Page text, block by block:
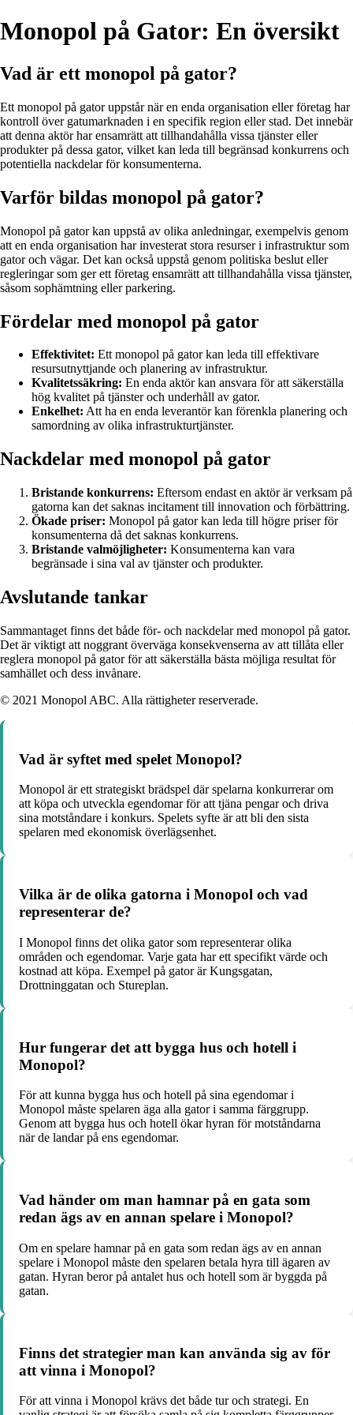
Monopol på Gator: En översikt
Vad är ett monopol på gator?
Ett monopol på gator uppstår när en enda organisation eller företag har
kontroll över gatumarknaden i en specifik region eller stad. Det innebär
att denna aktör har ensamrätt att tillhandahålla vissa tjänster eller
produkter på dessa gator, vilket kan leda till begränsad konkurrens och
potentiella nackdelar för konsumenterna.
Varför bildas monopol på gator?
Monopol på gator kan uppstå av olika anledningar, exempelvis genom
att en enda organisation har investerat stora resurser i infrastruktur som
gator och vägar. Det kan också uppstå genom politiska beslut eller
regleringar som ger ett företag ensamrätt att tillhandahålla vissa tjänster,
såsom sophämtning eller parkering.
Fördelar med monopol på gator
Effektivitet: Ett monopol på gator kan leda till effektivare
resursutnyttjande och planering av infrastruktur.
Kvalitetssäkring: En enda aktör kan ansvara för att säkerställa
hög kvalitet på tjänster och underhåll av gator.
Enkelhet: Att ha en enda leverantör kan förenkla planering och
samordning av olika infrastrukturtjänster.
Nackdelar med monopol på gator
Bristande konkurrens: Eftersom endast en aktör är verksam på
gatorna kan det saknas incitament till innovation och förbättring.
Ökade priser: Monopol på gator kan leda till högre priser för
konsumenterna då det saknas konkurrens.
Bristande valmöjligheter: Konsumenterna kan vara
begränsade i sina val av tjänster och produkter.
Avslutande tankar
Sammantaget finns det både för- och nackdelar med monopol på gator.
Det är viktigt att noggrant överväga konsekvenserna av att tillåta eller
reglera monopol på gator för att säkerställa bästa möjliga resultat för
samhället och dess invånare.
© 2021 Monopol ABC. Alla rättigheter reserverade.
Vad är syftet med spelet Monopol?
Monopol är ett strategiskt brädspel där spelarna konkurrerar om
att köpa och utveckla egendomar för att tjäna pengar och driva
sina motståndare i konkurs. Spelets syfte är att bli den sista
spelaren med ekonomisk överlägsenhet.
Vilka är de olika gatorna i Monopol och vad
representerar de?
I Monopol finns det olika gator som representerar olika
områden och egendomar. Varje gata har ett specifikt värde och
kostnad att köpa. Exempel på gator är Kungsgatan,
Drottninggatan och Stureplan.
Hur fungerar det att bygga hus och hotell i
Monopol?
För att kunna bygga hus och hotell på sina egendomar i
Monopol måste spelaren äga alla gator i samma färggrupp.
Genom att bygga hus och hotell ökar hyran för motståndarna
när de landar på ens egendomar.
Vad händer om man hamnar på en gata som
redan ägs av en annan spelare i Monopol?
Om en spelare hamnar på en gata som redan ägs av en annan
spelare i Monopol måste den spelaren betala hyra till ägaren av
gatan. Hyran beror på antalet hus och hotell som är byggda på
gatan.
Finns det strategier man kan använda sig av för
att vinna i Monopol?
För att vinna i Monopol krävs det både tur och strategi. En